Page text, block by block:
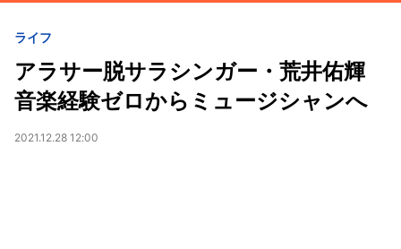
ライフ
アラサー脱サラシンガー・荒井佑輝
音楽経験ゼロからミュージシャンへ
2021.12.28 12:00